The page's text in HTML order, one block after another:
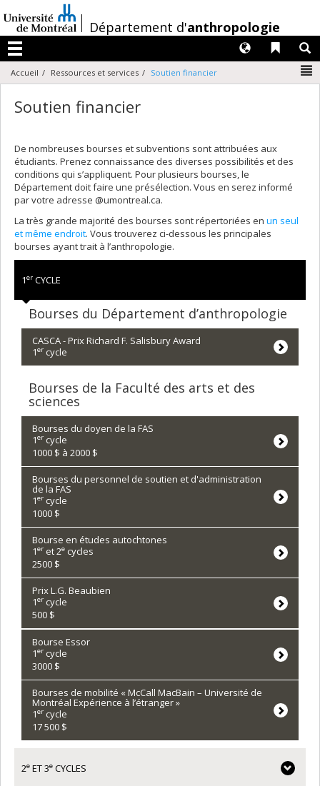
au
contenu
/Département d'anthropologie
Menu
Liens
Langues
Accueil Ressources et services Soutien financier
Soutien financier
De nombreuses bourses et subventions sont attribuées aux
étudiants. Prenez connaissance des diverses possibilités et des
conditions qui s’appliquent. Pour plusieurs bourses, le
Département doit faire une présélection. Vous en serez informé
par votre adresse @umontreal.ca.
La très grande majorité des bourses sont répertoriées en un seul
et même endroit. Vous trouverez ci-dessous les principales
bourses ayant trait à l’anthropologie.
1er CYCLE
Bourses du Département d’anthropologie
CASCA - Prix Richard F. Salisbury Award
1er cycle
Bourses de la Faculté des arts et des
sciences
Bourses du doyen de la FAS
1er cycle
1000 $ à 2000 $
Bourses du personnel de soutien et d'administration
de la FAS
1er cycle
1000 $
Bourse en études autochtones
1er et 2e cycles
2500 $
Prix L.G. Beaubien
1er cycle
500 $
Bourse Essor
1er cycle
3000 $
Bourses de mobilité « McCall MacBain – Université de
Montréal Expérience à l’étranger »
1er cycle
17 500 $
2e ET 3e CYCLES